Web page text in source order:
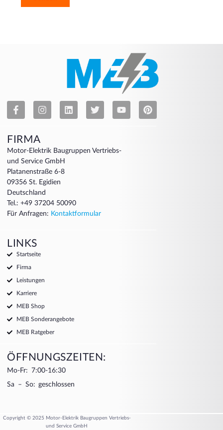
FIRMA
Motor-Elektrik Baugruppen Vertriebs-
und Service GmbH
Platanenstraße 6-8
09356 St. Egidien
Deutschland
Tel.: +49 37204 50090
Für Anfragen: Kontaktformular
LINKS
Startseite
Firma
Leistungen
Karriere
MEB Shop
MEB Sonderangebote
MEB Ratgeber
ÖFFNUNGSZEITEN:
Mo-Fr: 7:00-16:30
Sa – So: geschlossen
Copyright © 2025 Motor-Elektrik Baugruppen Vertriebs-
und Service GmbH